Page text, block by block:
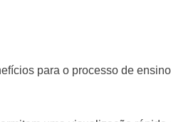
para o processo de